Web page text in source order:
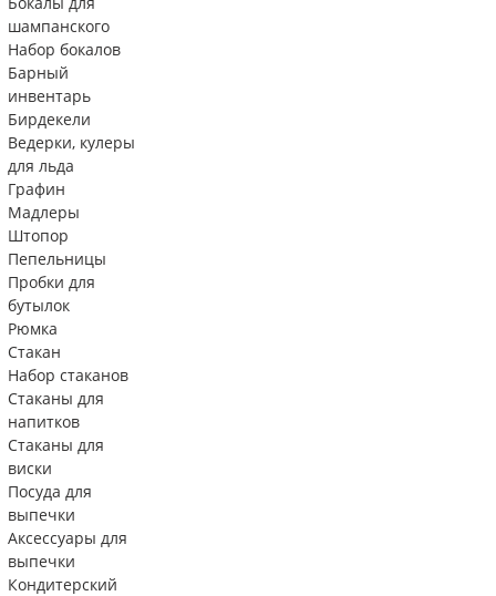
шампанского
Набор бокалов
Барный
инвентарь
Бирдекели
Ведерки, кулеры
для льда
Графин
Мадлеры
Штопор
Пепельницы
Пробки для
бутылок
Рюмка
Стакан
Набор стаканов
Стаканы для
напитков
Стаканы для
виски
Посуда для
выпечки
Аксессуары для
выпечки
Кондитерский